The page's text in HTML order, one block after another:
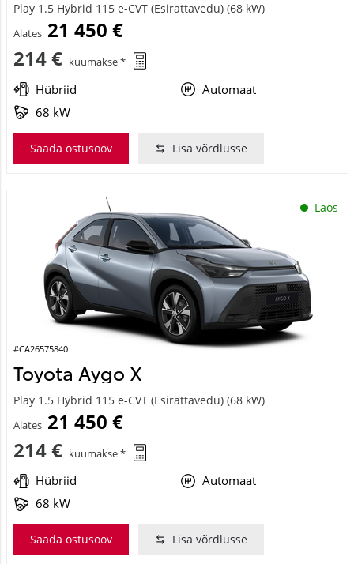
Play 1.5 Hybrid 115 e-CVT (Esirattavedu) (68 kW)
Alates 21 450 €
214 € kuumakse *
Hübriid
Automaat
68 kW
Saada ostusoov Lisa võrdlusse
Laos
#CA26575840
Toyota Aygo X
Play 1.5 Hybrid 115 e-CVT (Esirattavedu) (68 kW)
Alates 21 450 €
214 € kuumakse *
Hübriid
Automaat
68 kW
Saada ostusoov Lisa võrdlusse